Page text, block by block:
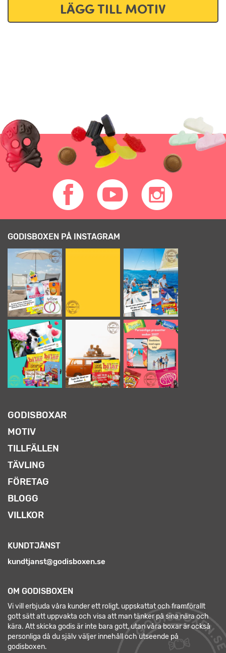
LÄGG TILL MOTIV
GODISBOXEN PÅ INSTAGRAM
GODISBOXAR
MOTIV
TILLFÄLLEN
TÄVLING
FÖRETAG
BLOGG
VILLKOR
KUNDTJÄNST
kundtjanst@godisboxen.se
OM GODISBOXEN
Vi vill erbjuda våra kunder ett roligt, uppskattat och framförallt
gott sätt att uppvakta och visa att man tänker på sina nära och
kära. Att skicka godis är inte bara gott, utan våra boxar är också
personliga då du själv väljer innehåll och utseende på
godisboxen.